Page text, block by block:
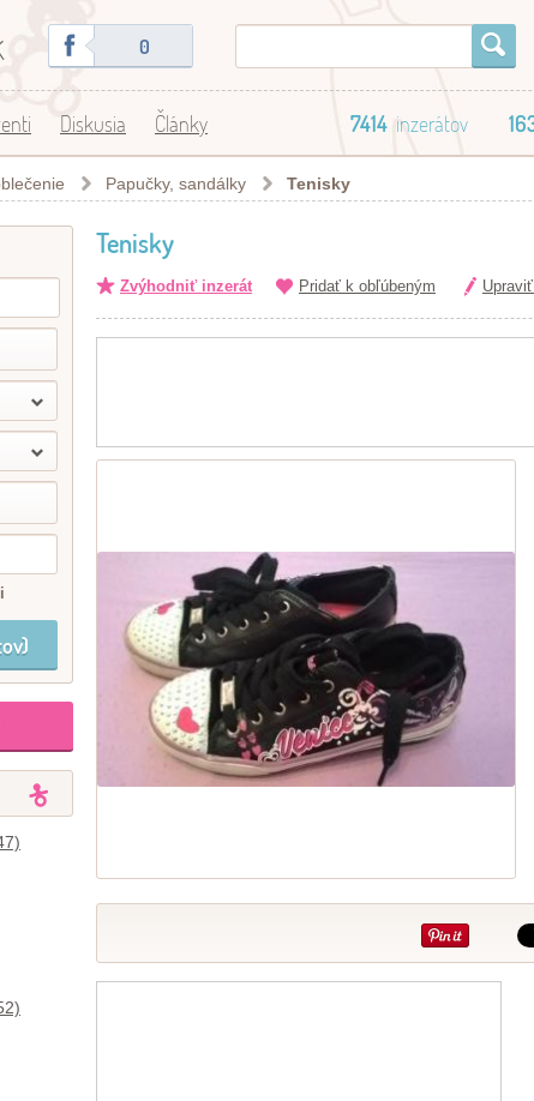
0
Diskusia Články 7414 inzerátov
Papučky, sandálky Tenisky
Tenisky
Zvýhodniť inzerát Pridať k obľúbeným